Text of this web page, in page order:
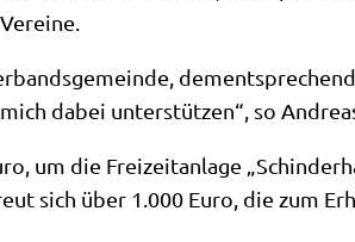
dabei unterstützen“, so
um die Freizeitanlage
sich über 1.000 Euro, die zum